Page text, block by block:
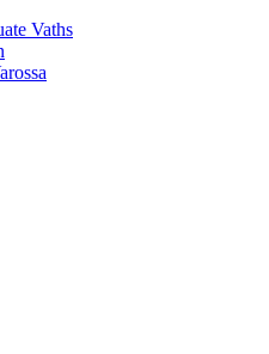
Vaths